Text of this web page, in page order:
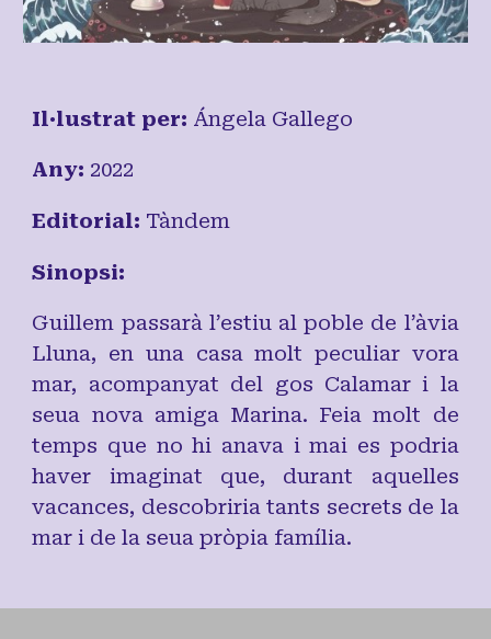
Il·lustrat per: Ángela Gallego
Any: 2022
Editorial: Tàndem
Sinopsi:
Guillem passarà l’estiu al poble de l’àvia
Lluna, en una casa molt peculiar vora
mar, acompanyat del gos Calamar i la
seua nova amiga Marina. Feia molt de
temps que no hi anava i mai es podria
haver imaginat que, durant aquelles
vacances, descobriria tants secrets de la
mar i de la seua pròpia família.